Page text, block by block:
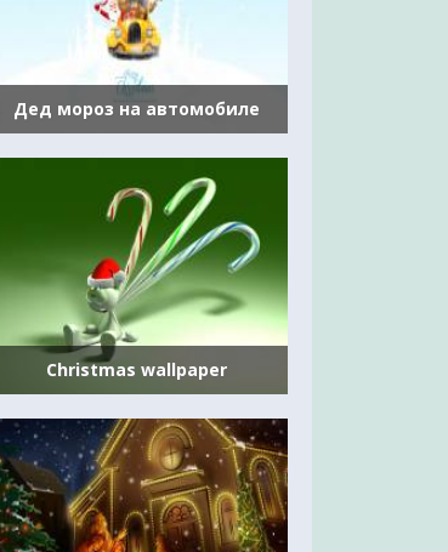
Дед мороз на автомобиле
Christmas wallpaper